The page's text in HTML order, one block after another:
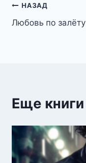
Навигация
по
НАЗАД
Любовь по залёту
Еще книги